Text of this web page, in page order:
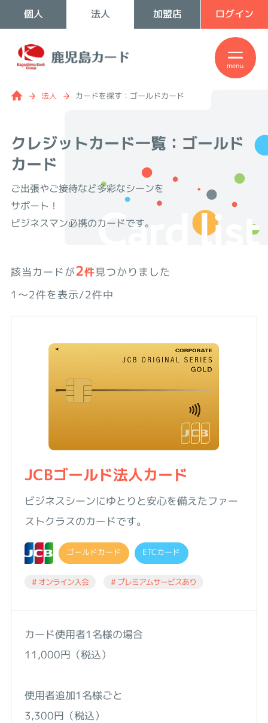
個人 法人 加盟店 ログイン
menu
法人 カードを探す：ゴールドカード
Card list
クレジットカード一覧：ゴールド
カード
ご出張やご接待など多彩なシーンを
サポート！
ビジネスマン必携のカードです。
該当カードが2件見つかりました
1〜2件を表示/2件中
JCBゴールド法人カード
ビジネスシーンにゆとりと安心を備えたファー
ストクラスのカードです。
ゴールドカード ETCカード
# オンライン入会 # プレミアムサービスあり
カード使用者1名様の場合
11,000円（税込）
使用者追加1名様ごと
3,300円（税込）